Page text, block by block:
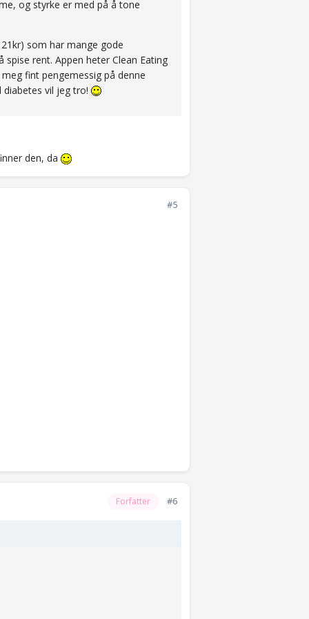
og styrke er med på å tone
som har mange gode
rent. Appen heter Clean Eating
fint pengemessig på denne
vil jeg tro!
den, da
#5
Forfatter #6